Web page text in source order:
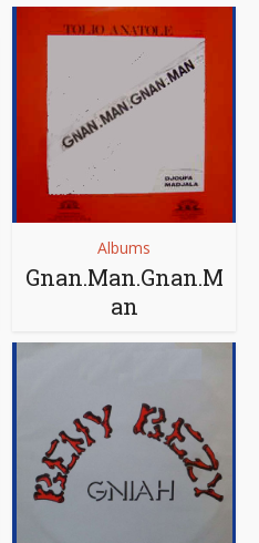
Albums
Gnan.Man.Gnan.M
an